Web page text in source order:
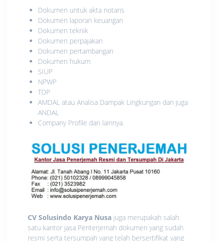
Dokumen untuk akta notaris
Dokumen laporan keuangan
Dokumen teknik
Dokumen perpajakan
Dokumen pertambangan
Dokumen hukum
SIUP
NPWP
TDP
AMDAL atau Analisa Dampak Lingkungan dan juga
ANDAL
Company Profile dan lainnya.
CV Solusindo Karya Nusa juga merupakah salah
satu kantor jasa Penterjemah dokumen yang sudah
resmi serta tersumpah yang telah bersertifikat yang